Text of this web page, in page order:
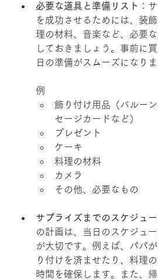
必要な道具と準備リスト
：
を成功させるためには、装
理の材料、音楽など、必要
しておきましょう。事前に
日の準備がスムーズになりま
例
飾り付け用品（バルー
セージカードなど）
プレゼント
ケーキ
料理の材料
カメラ
その他、必要なもの
サプライズまでのスケジュ
の計画は、当日のスケジュ
が大切です。例えば、パパ
り付けを済ませたり、料理
時間を確保します。また、